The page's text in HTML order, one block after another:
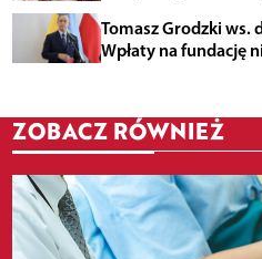
Tomasz Grodzki ws.
Wpłaty na fundację
ZOBACZ RÓWNIEŻ